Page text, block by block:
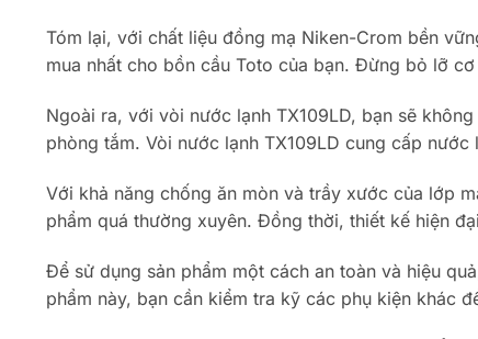
Tóm lại, với chất liệu đồng mạ Niken-Crom bền
mua nhất cho bồn cầu Toto của bạn. Đừng bỏ lỡ
Ngoài ra, với vòi nước lạnh TX109LD, bạn sẽ
phòng tắm. Vòi nước lạnh TX109LD cung cấp
Với khả năng chống ăn mòn và trầy xước của lớp
phẩm quá thường xuyên. Đồng thời, thiết kế hiện
Để sử dụng sản phẩm một cách an toàn và hiệu
phẩm này, bạn cần kiểm tra kỹ các phụ kiện khác